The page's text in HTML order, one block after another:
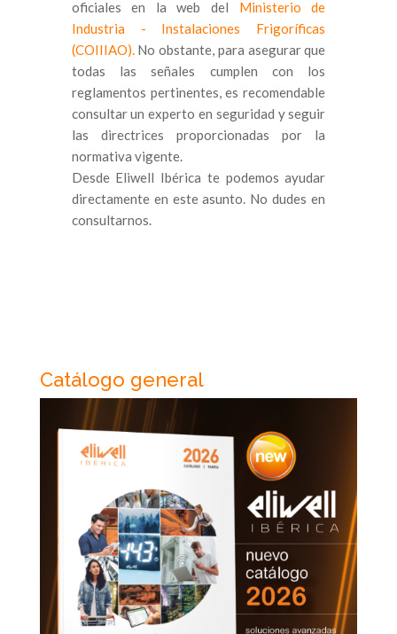
oficiales en la web del Ministerio de
Industria - Instalaciones Frigoríficas
(COIIIAO).No obstante, para asegurar que
todas las señales cumplen con los
reglamentos pertinentes, es recomendable
consultar un experto en seguridad y seguir
las directrices proporcionadas por la
normativa vigente.
Desde Eliwell Ibérica te podemos ayudar
directamente en este asunto. No dudes en
consultarnos.
Catálogo general